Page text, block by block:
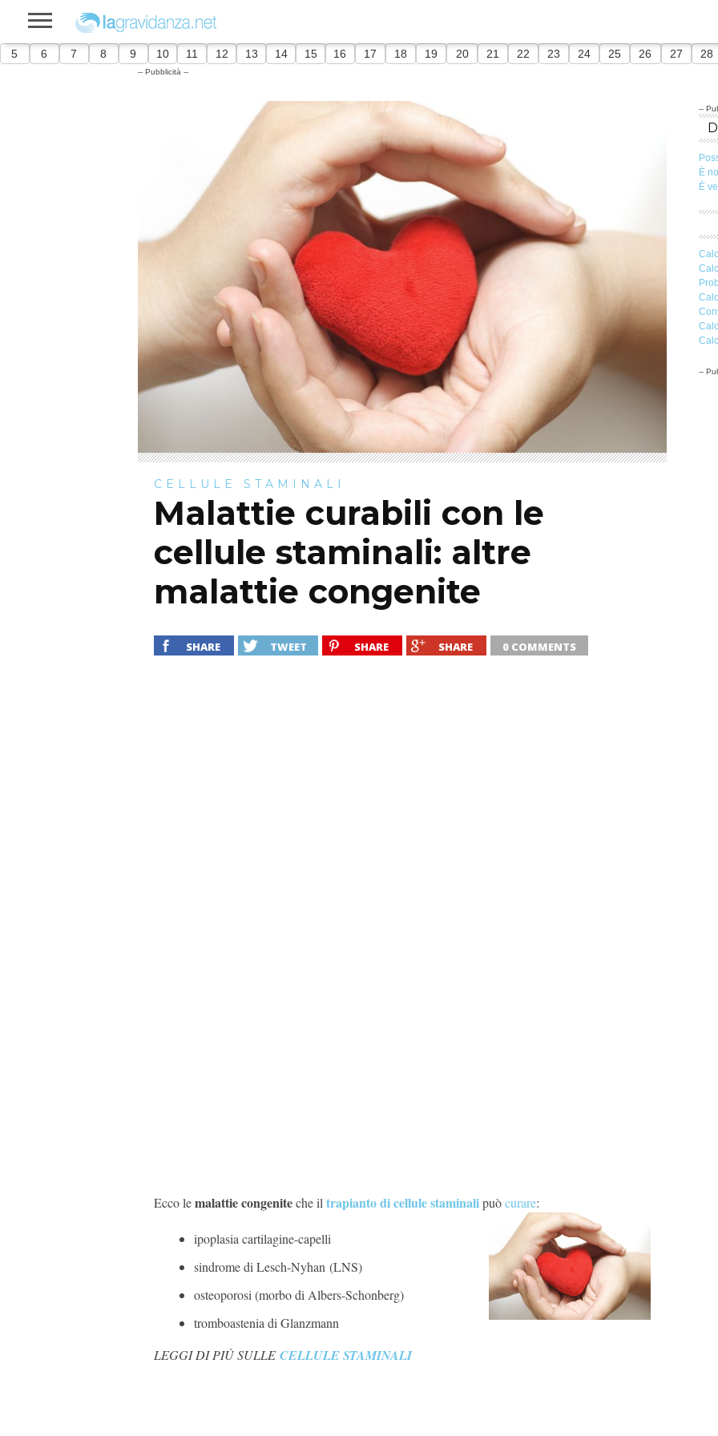
5 6 7 8 9 10 11 12 13 14 15 16 17 18 19 20 21 22 23 24 25 26 27 28
-- Pubblicità --
CELLULE STAMINALI
Malattie curabili con le
cellule staminali: altre
malattie congenite
SHARE TWEET SHARE SHARE 0 COMMENTS
Ecco lemalattie congeniteche il trapianto dicellule staminalipuòcurare:
ipoplasia cartilagine-capelli
sindrome di Lesch-Nyhan (LNS)
osteoporosi (morbo di Albers-Schonberg)
tromboastenia di Glanzmann
LEGGI DI PIÙ SULLE CELLULE STAMINALI
--
È
È
--